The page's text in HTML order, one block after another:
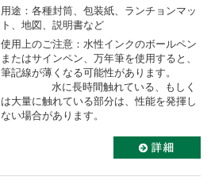
用途：各種封筒、包装紙、ランチョンマッ
ト、地図、説明書など
使用上のご注意：水性インクのボールペン
またはサインペン、万年筆を使用すると、
筆記線が薄くなる可能性があります。
水に長時間触れている、もしく
は大量に触れている部分は、性能を発揮し
ない場合があります。